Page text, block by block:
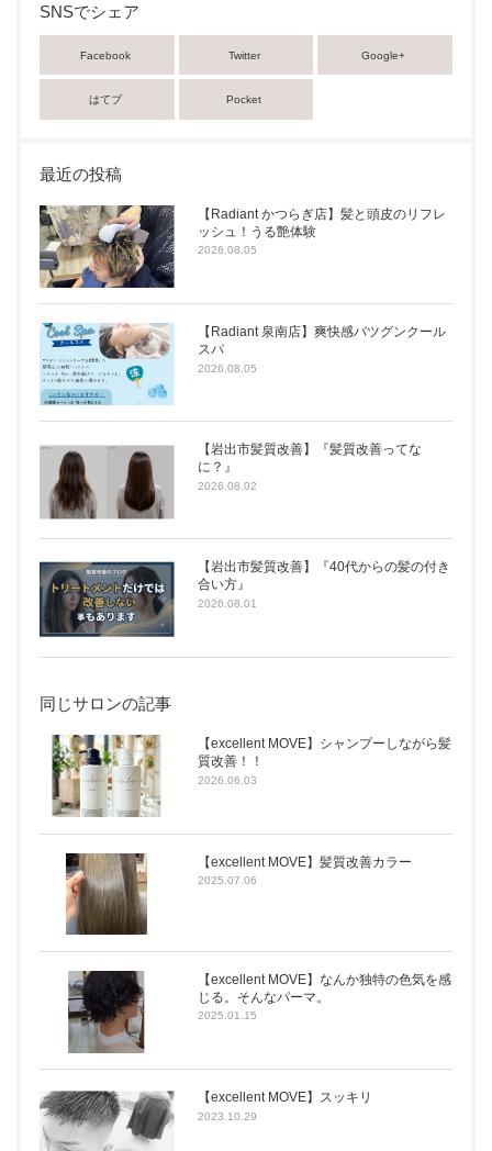
SNSでシェア
Facebook Twitter Google+
はてブ Pocket
最近の投稿
【Radiant かつらぎ店】髪と頭皮のリフレ
ッシュ！うる艶体験
2026.08.05
【Radiant 泉南店】爽快感バツグンクール
スパ
2026.08.05
【岩出市髪質改善】『髪質改善ってな
に？』
2026.08.02
【岩出市髪質改善】『40代からの髪の付き
合い方』
2026.08.01
同じサロンの記事
【excellent MOVE】シャンプーしながら髪
質改善！！
2026.06.03
【excellent MOVE】髪質改善カラー
2025.07.06
【excellent MOVE】なんか独特の色気を感
じる。そんなパーマ。
2025.01.15
【excellent MOVE】スッキリ
2023.10.29